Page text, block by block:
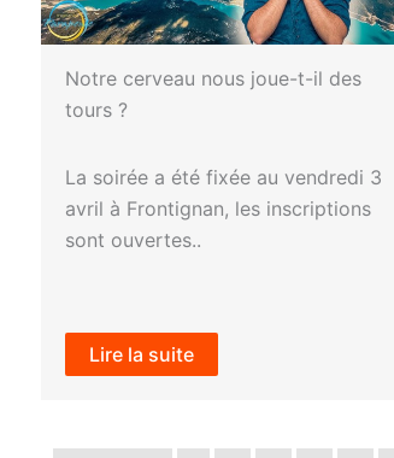
Notre cerveau nous joue-t-il des
tours ?
La soirée a été fixée au vendredi 3
avril à Frontignan, les inscriptions
sont ouvertes..
Lire la suite